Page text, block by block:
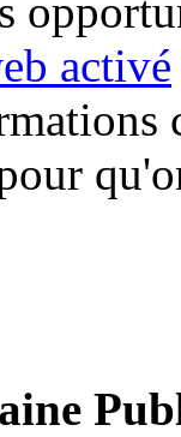
activé